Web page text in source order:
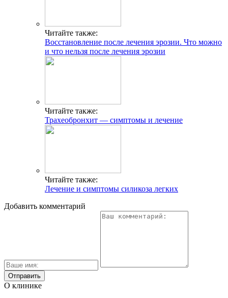
Читайте также:
Восстановление после лечения эрозии. Что можно
и что нельзя после лечения эрозии
Читайте также:
Трахеобронхит — симптомы и лечение
Читайте также:
Лечение и симптомы силикоза легких
Добавить комментарий
О клинике